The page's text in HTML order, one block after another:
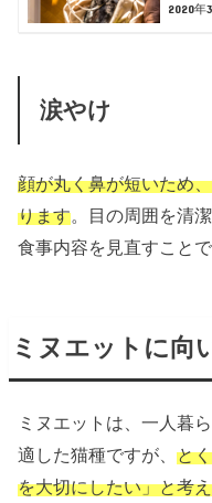
2020年
涙やけ
顔が丸く鼻が短いため、
ります。目の周囲を清
食事内容を見直すこと
ミヌエットに向
ミヌエットは、一人暮
適した猫種ですが、と
を大切にしたい」と考